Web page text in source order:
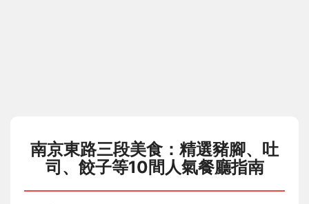
南京東路三段美食：精選豬腳、吐
司、餃子等10間人氣餐廳指南